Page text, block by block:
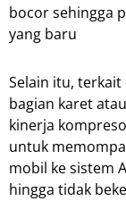
bocor sehingga
yang baru
Selain itu,
bagian karet
kinerja
untuk
mobil ke sistem
hingga tidak